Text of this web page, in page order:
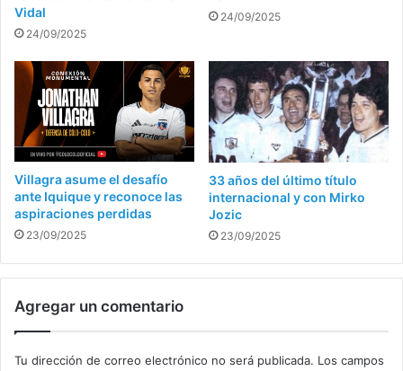
Vidal
24/09/2025
24/09/2025
Villagra asume el desafío
ante Iquique y reconoce las
aspiraciones perdidas
23/09/2025
33 años del último título
internacional y con Mirko
Jozic
23/09/2025
Agregar un comentario
Tu dirección de correo electrónico no será publicada. Los campos